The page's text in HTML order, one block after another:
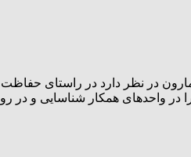
در نظر دارد در راستای
واحدهای همکار شناسایی و در